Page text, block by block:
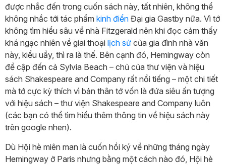
được nhắc đến trong cuốn sách này, tất nhiên, không thể
không nhắc tới tác phẩm kinh điển Đại gia Gastby nữa. Vì tớ
không tìm hiểu sâu về nhà Fitzgerald nên khi đọc cảm thấy
khá ngạc nhiên về giai thoại lịch sử của gia đình nhà văn
này, kiểu uầy, thì ra là thế. Bên cạnh đó, Hemingway còn
đề cập đến cả Sylvia Beach – chủ của thư viện và hiệu
sách Shakespeare and Company rất nổi tiếng – một chi tiết
mà tớ cực kỳ thích vì bản thân tớ vốn là đứa siêu ấn tượng
với hiệu sách – thư viện Shakespeare and Company luôn
(các bạn có thể tìm hiểu thêm thông tin về hiệu sách này
trên google nhen).
Dù Hội hè miên man là cuốn hồi ký về những tháng ngày
Hemingway ở Paris nhưng bằng một cách nào đó, Hội hè